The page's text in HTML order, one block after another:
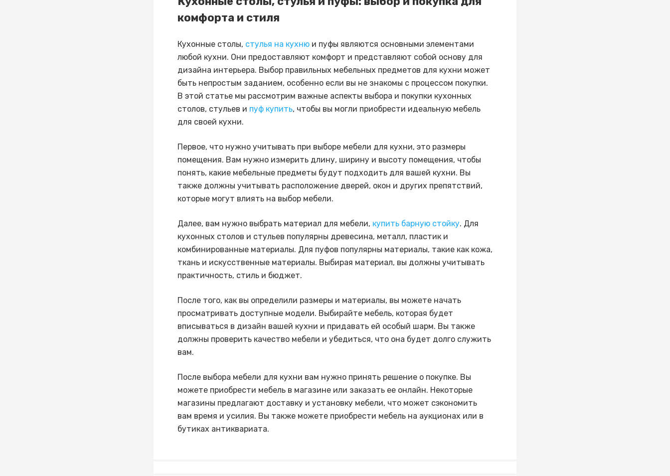
комфорта и стиля
Кухонные столы, стулья на кухню и пуфы являются основными элементами
любой кухни. Они предоставляют комфорт и представляют собой основу для
дизайна интерьера. Выбор правильных мебельных предметов для кухни может
быть непростым заданием, особенно если вы не знакомы с процессом покупки.
В этой статье мы рассмотрим важные аспекты выбора и покупки кухонных
столов, стульев и пуф купить, чтобы вы могли приобрести идеальную мебель
для своей кухни.
Первое, что нужно учитывать при выборе мебели для кухни, это размеры
помещения. Вам нужно измерить длину, ширину и высоту помещения, чтобы
понять, какие мебельные предметы будут подходить для вашей кухни. Вы
также должны учитывать расположение дверей, окон и других препятствий,
которые могут влиять на выбор мебели.
Далее, вам нужно выбрать материал для мебели, купить барную стойку. Для
кухонных столов и стульев популярны древесина, металл, пластик и
комбинированные материалы. Для пуфов популярны материалы, такие как кожа,
ткань и искусственные материалы. Выбирая материал, вы должны учитывать
практичность, стиль и бюджет.
После того, как вы определили размеры и материалы, вы можете начать
просматривать доступные модели. Выбирайте мебель, которая будет
вписываться в дизайн вашей кухни и придавать ей особый шарм. Вы также
должны проверить качество мебели и убедиться, что она будет долго служить
вам.
После выбора мебели для кухни вам нужно принять решение о покупке. Вы
можете приобрести мебель в магазине или заказать ее онлайн. Некоторые
магазины предлагают доставку и установку мебели, что может сэкономить
вам время и усилия. Вы также можете приобрести мебель на аукционах или в
бутиках антиквариата.